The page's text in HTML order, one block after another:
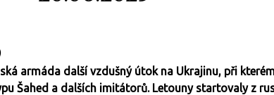
armáda další vzdušný útok na Ukrajinu, při
Šahed a dalších imitátorů. Letouny startovaly z